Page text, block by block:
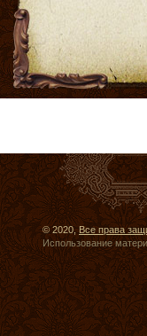
© 2020,Все права
Использование